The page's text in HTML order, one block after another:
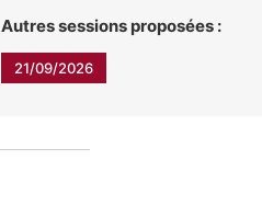
Autres sessions proposées :
21/09/2026